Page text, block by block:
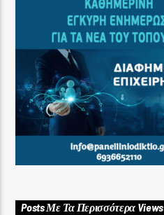
Posts Με Τα Περισσότερα Views